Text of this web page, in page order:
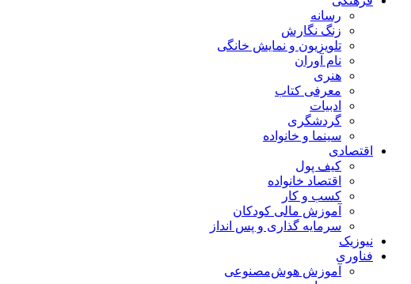
رسانه
زنگ نگارش
تلویزیون و نمایش خانگی
نام آوران
هنری
معرفی کتاب
ادبیات
گردشگری
سینما و خانواده
اقتصادی
کیف پول
اقتصاد خانواده
کسب و کار
آموزش مالی کودکان
سرمایه گذاری و پس انداز
نیوزیک
فناوری
آموزش هوش‌مصنوعی